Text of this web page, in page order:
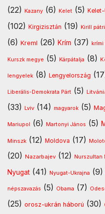
(22) Kazany (6) Kelet (5) Kelet-
(102) Kirgizisztán (19) Kirill
(6) Kreml (26) Krím (37)
Kurszk megye (5) Kárpátalja (8)
lengyelek (8) Lengyelország
Liberális-Demokrata Párt (5)
(33) Lviv (14) magyarok (5)
Mariupol (6) Martonyi János (5)
Minszk (12) Moldova (17)
(20) Nazarbajev (12) Nurszultan
Nyugat (41) Nyugat-Ukrajna (9)
népszavazás (5) Obama (7)
(25) orosz-ukrán háború (30)